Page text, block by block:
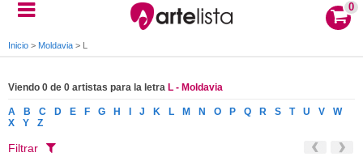
0
Inicio > Moldavia > L
Viendo 0 de 0 artistas para la letra L - Moldavia
A B C D E F G H J K L M N O P Q R S T U V
W
X
Y Z
Filtrar